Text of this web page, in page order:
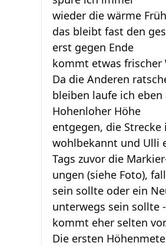
wieder die wärme
das bleibt fast den
erst gegen Ende
kommt etwas frischer
Da die Anderen
bleiben laufe ich
Hohenloher Höhe
entgegen, die
wohlbekannt und Ulli
Tags zuvor die
ungen (siehe Foto),
sein sollte oder ein
unterwegs sein sollte -
kommt eher selten
Die ersten